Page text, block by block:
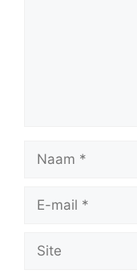
Naam
Site